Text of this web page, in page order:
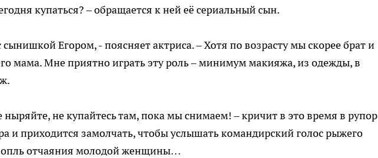
купаться? – обращается к ней её сериальный сын.
Егором, - поясняет актриса. – Хотя по возрасту мы скорее брат и
мама. Мне приятно играть эту роль – минимум макияжа, из одежды, в
не купайтесь там, пока мы снимаем! – кричит в это время в рупор
и приходится замолчать, чтобы услышать командирский голос рыжего
отчаяния молодой женщины…